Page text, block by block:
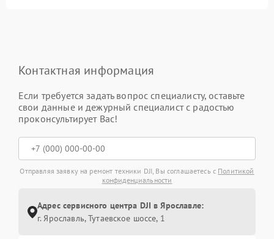
Контактная информация
Если требуется задать вопрос специалисту, оставьте
свои данные и дежурный специалист с радостью
проконсультирует Вас!
Отправляя заявку на ремонт техники DJI, Вы соглашаетесь с Политикой
конфиденциальности
Адрес сервисного центра DJI в Ярославле:
г. Ярославль, Тутаевское шоссе, 1